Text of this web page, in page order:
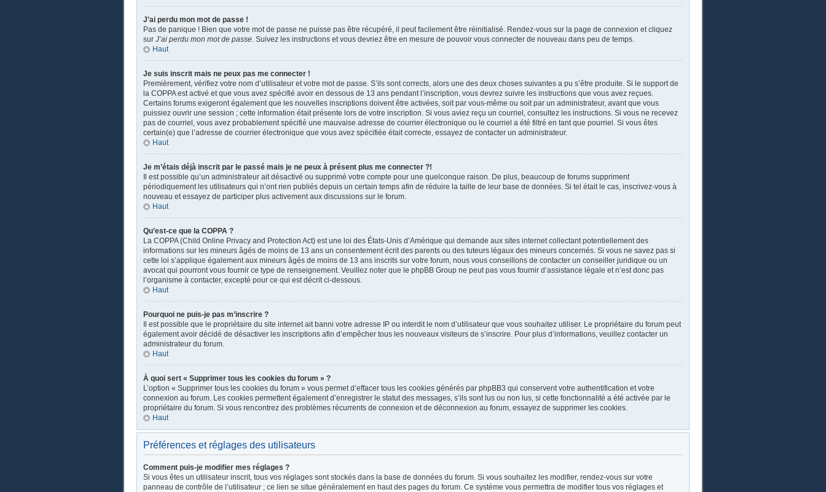
J’ai perdu mon mot de passe !
Pas de panique ! Bien que votre mot de passe ne puisse pas être récupéré, il peut facilement être réinitialisé. Rendez-vous sur la page de connexion et cliquez
sur J’ai perdu mon mot de passe. Suivez les instructions et vous devriez être en mesure de pouvoir vous connecter de nouveau dans peu de temps.
Haut
Je suis inscrit mais ne peux pas me connecter !
Premièrement, vérifiez votre nom d’utilisateur et votre mot de passe. S’ils sont corrects, alors une des deux choses suivantes a pu s’être produite. Si le support de
la COPPA est activé et que vous avez spécifié avoir en dessous de 13 ans pendant l’inscription, vous devrez suivre les instructions que vous avez reçues.
Certains forums exigeront également que les nouvelles inscriptions doivent être activées, soit par vous-même ou soit par un administrateur, avant que vous
puissiez ouvrir une session ; cette information était présente lors de votre inscription. Si vous aviez reçu un courriel, consultez les instructions. Si vous ne recevez
pas de courriel, vous avez probablement spécifié une mauvaise adresse de courrier électronique ou le courriel a été filtré en tant que pourriel. Si vous êtes
certain(e) que l’adresse de courrier électronique que vous avez spécifiée était correcte, essayez de contacter un administrateur.
Haut
Je m’étais déjà inscrit par le passé mais je ne peux à présent plus me connecter ?!
Il est possible qu’un administrateur ait désactivé ou supprimé votre compte pour une quelconque raison. De plus, beaucoup de forums suppriment
périodiquement les utilisateurs qui n’ont rien publiés depuis un certain temps afin de réduire la taille de leur base de données. Si tel était le cas, inscrivez-vous à
nouveau et essayez de participer plus activement aux discussions sur le forum.
Haut
Qu’est-ce que la COPPA ?
La COPPA (Child Online Privacy and Protection Act) est une loi des États-Unis d’Amérique qui demande aux sites internet collectant potentiellement des
informations sur les mineurs âgés de moins de 13 ans un consentement écrit des parents ou des tuteurs légaux des mineurs concernés. Si vous ne savez pas si
cette loi s’applique également aux mineurs âgés de moins de 13 ans inscrits sur votre forum, nous vous conseillons de contacter un conseiller juridique ou un
avocat qui pourront vous fournir ce type de renseignement. Veuillez noter que le phpBB Group ne peut pas vous fournir d’assistance légale et n’est donc pas
l’organisme à contacter, excepté pour ce qui est décrit ci-dessous.
Haut
Pourquoi ne puis-je pas m’inscrire ?
Il est possible que le propriétaire du site internet ait banni votre adresse IP ou interdit le nom d’utilisateur que vous souhaitez utiliser. Le propriétaire du forum peut
également avoir décidé de désactiver les inscriptions afin d’empêcher tous les nouveaux visiteurs de s’inscrire. Pour plus d’informations, veuillez contacter un
administrateur du forum.
Haut
À quoi sert « Supprimer tous les cookies du forum » ?
L’option « Supprimer tous les cookies du forum » vous permet d’effacer tous les cookies générés par phpBB3 qui conservent votre authentification et votre
connexion au forum. Les cookies permettent également d’enregistrer le statut des messages, s’ils sont lus ou non lus, si cette fonctionnalité a été activée par le
propriétaire du forum. Si vous rencontrez des problèmes récurrents de connexion et de déconnexion au forum, essayez de supprimer les cookies.
Haut
Préférences et réglages des utilisateurs
Comment puis-je modifier mes réglages ?
Si vous êtes un utilisateur inscrit, tous vos réglages sont stockés dans la base de données du forum. Si vous souhaitez les modifier, rendez-vous sur votre
panneau de contrôle de l’utilisateur ; ce lien se situe généralement en haut des pages du forum. Ce système vous permettra de modifier tous vos réglages et